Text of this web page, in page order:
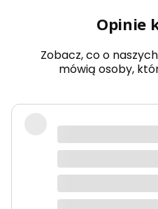
Opinie
Zobacz, co o
mówią osoby,
Bardzo dobra
dokładnie takie
Zamówienie